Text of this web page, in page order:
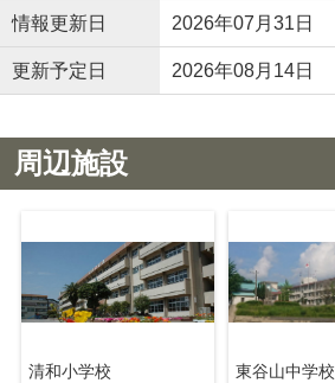
情報更新日 2026年07月31日
更新予定日 2026年08月14日
周辺施設
清和小学校
東谷山中学校